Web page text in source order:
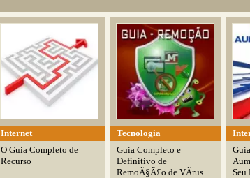
Internet
O Guia Completo de
Recurso
Tecnologia
Guia Completo e
Definitivo de
RemoÃ§Ã£o de VÃ­rus
Seu